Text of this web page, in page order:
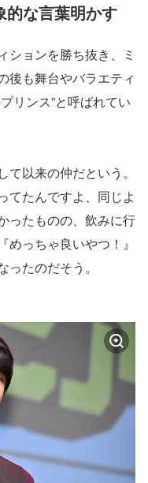
的な言葉明かす
ションを勝ち抜き、ミ
後も舞台やバラエティ
リンス”と呼ばれてい
以来の仲だという。
てたんですよ、同じよ
ったものの、飲みに行
っちゃ良いやつ！』
たのだそう。